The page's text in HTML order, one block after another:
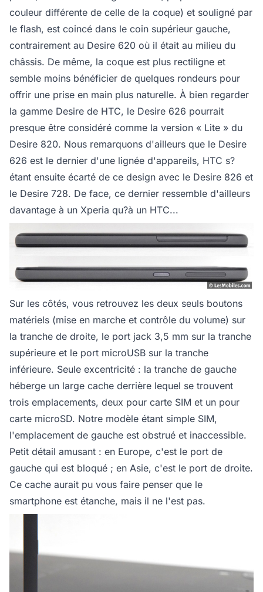
couleur différente de celle de la coque) et souligné par
le flash, est coincé dans le coin supérieur gauche,
contrairement au Desire 620 où il était au milieu du
châssis. De même, la coque est plus rectiligne et
semble moins bénéficier de quelques rondeurs pour
offrir une prise en main plus naturelle. À bien regarder
la gamme Desire de HTC, le Desire 626 pourrait
presque être considéré comme la version « Lite » du
Desire 820. Nous remarquons d'ailleurs que le Desire
626 est le dernier d'une lignée d'appareils, HTC s?
étant ensuite écarté de ce design avec le Desire 826 et
le Desire 728. De face, ce dernier ressemble d'ailleurs
davantage à un Xperia qu?à un HTC...
Sur les côtés, vous retrouvez les deux seuls boutons
matériels (mise en marche et contrôle du volume) sur
la tranche de droite, le port jack 3,5 mm sur la tranche
supérieure et le port microUSB sur la tranche
inférieure. Seule excentricité : la tranche de gauche
héberge un large cache derrière lequel se trouvent
trois emplacements, deux pour carte SIM et un pour
carte microSD. Notre modèle étant simple SIM,
l'emplacement de gauche est obstrué et inaccessible.
Petit détail amusant : en Europe, c'est le port de
gauche qui est bloqué ; en Asie, c'est le port de droite.
Ce cache aurait pu vous faire penser que le
smartphone est étanche, mais il ne l'est pas.